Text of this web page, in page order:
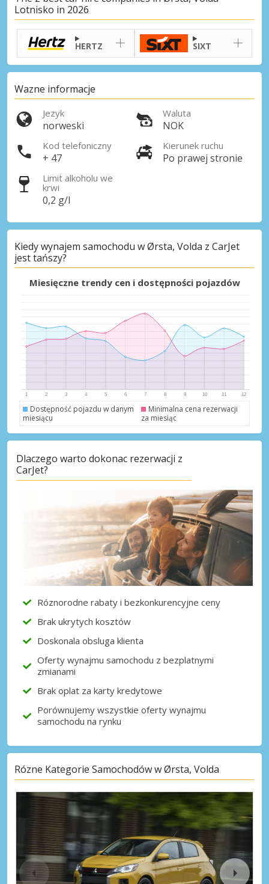
Najlepsze oszczędności
Zaloguj się przez eLink
Lotnisko in 2026
HERTZ SIXT
Wazne informacje
Jezyk
norweski
Waluta
NOK
Kod telefoniczny
+ 47
Kierunek ruchu
Po prawej stronie
Limit alkoholu we
krwi
0,2 g/l
Kiedy wynajem samochodu w Ørsta, Volda z CarJet
jest tańszy?
Miesięczne trendy cen i dostępności pojazdów
Dostępność pojazdu w danym
miesiącu
Minimalna cena rezerwacji
za miesiąc
Dlaczego warto dokonac rezerwacji z
CarJet?
Róznorodne rabaty i bezkonkurencyjne ceny
Brak ukrytych kosztów
Doskonala obsluga klienta
Oferty wynajmu samochodu z bezplatnymi
zmianami
Brak oplat za karty kredytowe
Porównujemy wszystkie oferty wynajmu
samochodu na rynku
Rózne Kategorie Samochodów w Ørsta, Volda